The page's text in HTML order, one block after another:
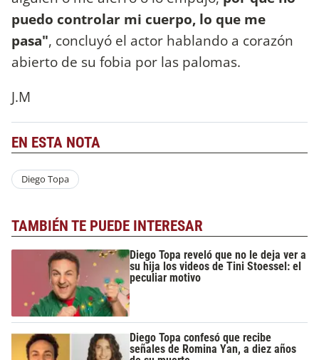
puedo controlar mi cuerpo, lo que me
pasa", concluyó el actor hablando a corazón
abierto de su fobia por las palomas.
J.M
EN ESTA NOTA
Diego Topa
TAMBIÉN TE PUEDE INTERESAR
Diego Topa reveló que no le deja ver a
su hija los videos de Tini Stoessel: el
peculiar motivo
Diego Topa confesó que recibe
señales de Romina Yan, a diez años